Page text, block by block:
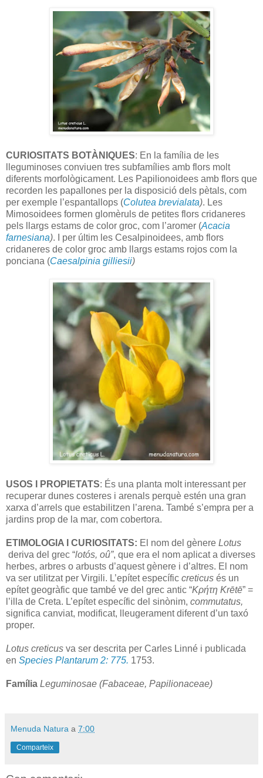
CURIOSITATS BOTÀNIQUES: En la família de les
lleguminoses conviuen tres subfamílies amb flors molt
diferents morfològicament. Les Papilionoidees amb flors que
recorden les papallones per la disposició dels pètals, com
per exemple l’espantallops (Colutea brevialata). Les
Mimosoidees formen glomèruls de petites flors cridaneres
pels llargs estams de color groc, com l’aromer (Acacia
farnesiana). I per últim les Cesalpinoidees, amb flors
cridaneres de color groc amb llargs estams rojos com la
ponciana (Caesalpinia gilliesii)
USOS I PROPIETATS: És una planta molt interessant per
recuperar dunes costeres i arenals perquè estén una gran
xarxa d’arrels que estabilitzen l’arena. També s’empra per a
jardins prop de la mar, com cobertora.
ETIMOLOGIA I CURIOSITATS: El nom del gènere Lotus
deriva del grec “lotós, oû”, que era el nom aplicat a diverses
herbes, arbres o arbusts d’aquest gènere i d’altres. El nom
va ser utilitzat per Virgili. L’epítet específic creticus és un
epítet geogràfic que també ve del grec antic “Κρήτη Krētē” =
l’illa de Creta. L’epítet específic del sinònim, commutatus,
significa canviat, modificat, lleugerament diferent d’un taxó
proper.
Lotus creticus va ser descrita per Carles Linné i publicada
en Species Plantarum 2: 775. 1753.
Família Leguminosae (Fabaceae, Papilionaceae)
Menuda Natura a 7:00
Comparteix